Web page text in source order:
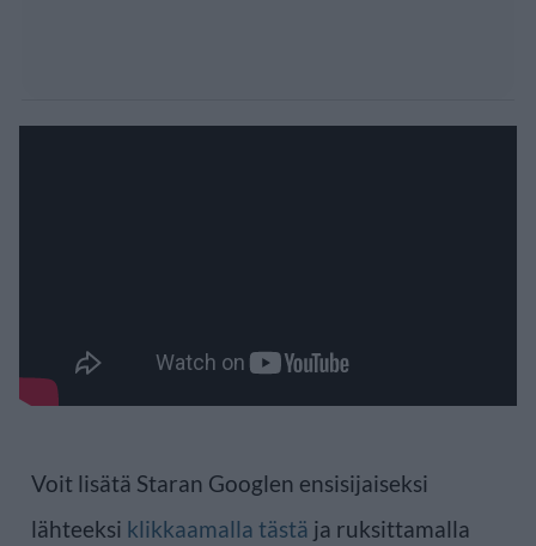
Voit lisätä Staran Googlen ensisijaiseksi
lähteeksi klikkaamalla tästä ja ruksittamalla